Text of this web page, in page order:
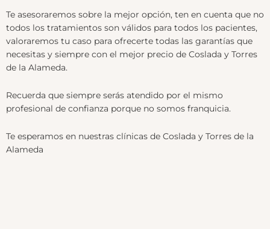
Te asesoraremos sobre la mejor opción, ten en cuenta que no
todos los tratamientos son válidos para todos los pacientes,
valoraremos tu caso para ofrecerte todas las garantías que
necesitas y siempre con el mejor precio de Coslada y Torres
de la Alameda.
Recuerda que siempre serás atendido por el mismo
profesional de confianza porque no somos franquicia.
Te esperamos en nuestras clínicas de Coslada y Torres de la
Alameda